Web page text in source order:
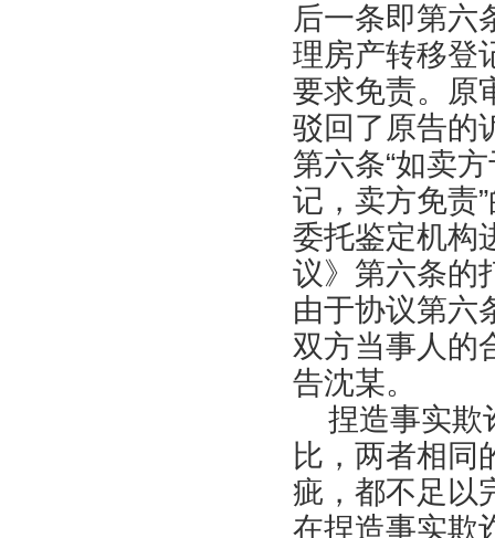
后一条即第六
理房产转移登
要求免责。原
驳回了原告的
第六条“如卖
记，卖方免责
委托鉴定机构
议》第六条的
由于协议第六
双方当事人的
告沈某。
捏造事实欺
比，两者相同
疵，都不足以
在捏造事实欺